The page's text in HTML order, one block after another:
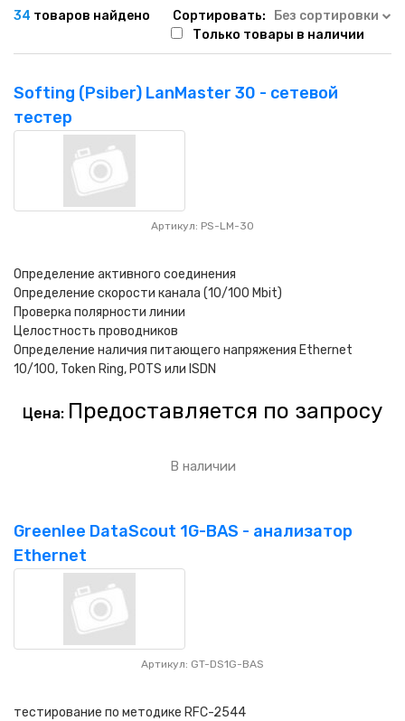
НАШИ ПОКУПАТЕЛИ
НАША ПРОДУКЦИЯ
ГЕОСИНТЕТИЧЕСКИЕ МАТЕРИАЛЫ
НАШИ СЕРТИФИКАТЫ
+7 771 113 7307 manager@uni-link.kz
34 товаров найдено Сортировать:
Без сортировки
Только товары в наличии
Softing (Psiber) LanMaster 30 - сетевой
тестер
Артикул: PS-LM-30
Определение активного соединения
Определение скорости канала (10/100 Mbit)
Проверка полярности линии
Целостность проводников
Определение наличия питающего напряжения Ethernet
10/100, Token Ring, POTS или ISDN
Цена: Предоставляется по запросу
В наличии
Greenlee DataScout 1G-BAS - анализатор
Ethernet
Артикул: GT-DS1G-BAS
тестирование по методике RFC-2544